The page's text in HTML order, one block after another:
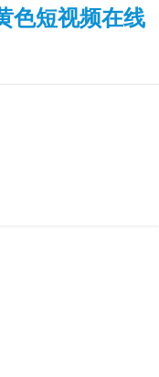
色短视频在线